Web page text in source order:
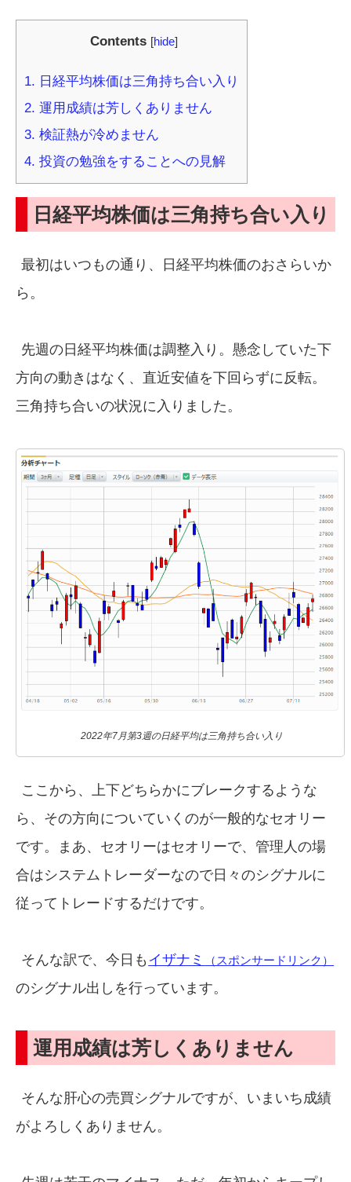
Contents [hide]
1. 日経平均株価は三角持ち合い入り
2. 運用成績は芳しくありません
3. 検証熱が冷めません
4. 投資の勉強をすることへの見解
日経平均株価は三角持ち合い入り
最初はいつもの通り、日経平均株価のおさらいか
ら。
先週の日経平均株価は調整入り。懸念していた下
方向の動きはなく、直近安値を下回らずに反転。
三角持ち合いの状況に入りました。
2022年7月第3週の日経平均は三角持ち合い入り
ここから、上下どちらかにブレークするような
ら、その方向についていくのが一般的なセオリー
です。まあ、セオリーはセオリーで、管理人の場
合はシステムトレーダーなので日々のシグナルに
従ってトレードするだけです。
そんな訳で、今日も イザナミ （スポンサードリンク）
のシグナル出しを行っています。
運用成績は芳しくありません
そんな肝心の売買シグナルですが、いまいち成績
がよろしくありません。